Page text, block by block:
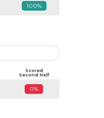
100%
Scored
Second Half
0%